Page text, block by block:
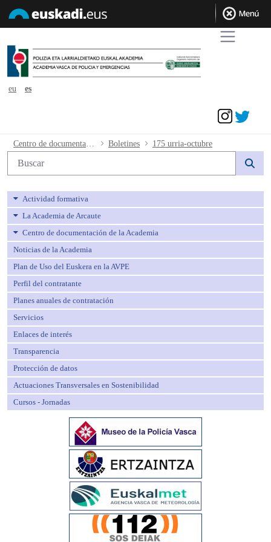
eu
es
175 urria-octubre - avpe
Boletines 175 urria-octubre
Búsqueda web
Actividad formativa
La Academia de Arcaute
Centro de documentación de la Academia
Noticias de la Academia
Plan de Uso del Euskera en la AVPE
Perfil del contratante
Planes anuales de contratación
Servicios
Enlaces de interés
Transparencia
Protección de datos
Actuaciones Transversales en Sostenibilidad
Cursos - Jornadas